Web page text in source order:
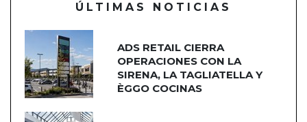
ÚLTIMAS NOTICIAS
ADS RETAIL CIERRA
OPERACIONES CON LA
SIRENA, LA TAGLIATELLA Y
ÈGGO COCINAS